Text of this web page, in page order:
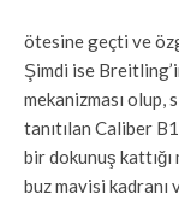
ötesine geçti ve
Şimdi ise
mekanizması olup,
tanıtılan Caliber
bir dokunuş kattığı
buz mavisi kadranı